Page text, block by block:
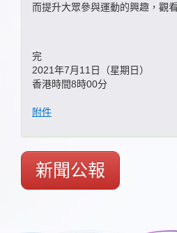
而提升大眾參與運動的興趣，觀
完
2021年7月11日（星期日）
香港時間8時00分
附件
新聞公報